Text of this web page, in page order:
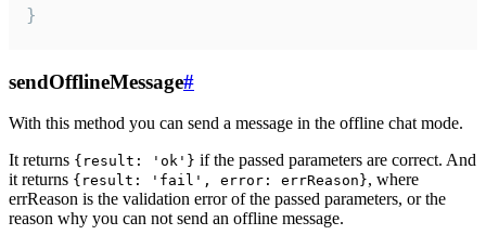
}
sendOfflineMessage#
With this method you can send a message in the offline chat mode.
It returns {result: 'ok'} if the passed parameters are correct. And
it returns {result: 'fail', error: errReason}, where
errReason is the validation error of the passed parameters, or the
reason why you can not send an offline message.